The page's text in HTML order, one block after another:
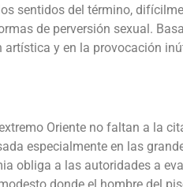
sentidos del término,
de perversión sexual.
y en la provocación
Oriente no faltan a la
especialmente en las
obliga a las autoridades a